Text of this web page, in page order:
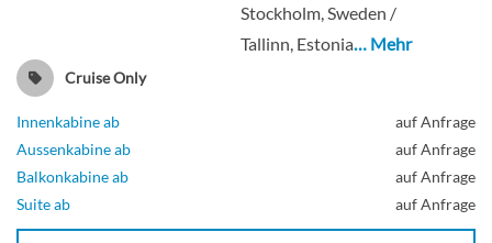
Stockholm, Sweden /
Tallinn, Estonia… Mehr
Cruise Only
Innenkabine ab
auf Anfrage
Aussenkabine ab
auf Anfrage
Balkonkabine ab
auf Anfrage
Suite ab
auf Anfrage